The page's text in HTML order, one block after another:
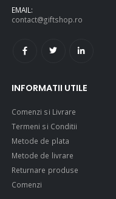
EMAIL:
contact@giftshop.ro
INFORMATII UTILE
Comenzi si Livrare
Termeni si Conditii
Metode de plata
Metode de livrare
Returnare produse
Comenzi